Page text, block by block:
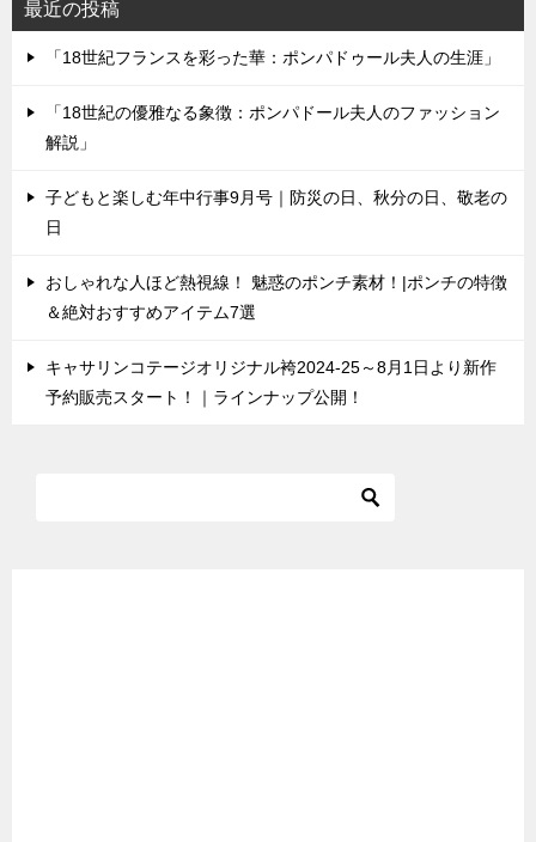
最近の投稿
「18世紀フランスを彩った華：ポンパドゥール夫人の生涯」
「18世紀の優雅なる象徴：ポンパドール夫人のファッション
解説」
子どもと楽しむ年中行事9月号｜防災の日、秋分の日、敬老の
日
おしゃれな人ほど熱視線！ 魅惑のポンチ素材！|ポンチの特徴
＆絶対おすすめアイテム7選
キャサリンコテージオリジナル袴2024-25～8月1日より新作
予約販売スタート！｜ラインナップ公開！